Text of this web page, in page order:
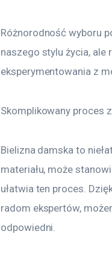
Różnorodność wyboru
naszego stylu życia,
eksperymentowania z
Skomplikowany proces
Bielizna damska to
materiału, może
ułatwia ten proces.
radom ekspertów,
odpowiedni.